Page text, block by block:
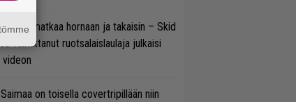
matkaa hornaan ja takaisin – Skid
vaikuttanut ruotsalaislaulaja julkaisi
videon
on toisella covertripillään niin